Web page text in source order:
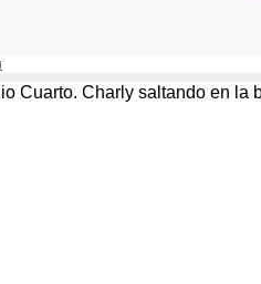
Cuarto. Charly saltando en la